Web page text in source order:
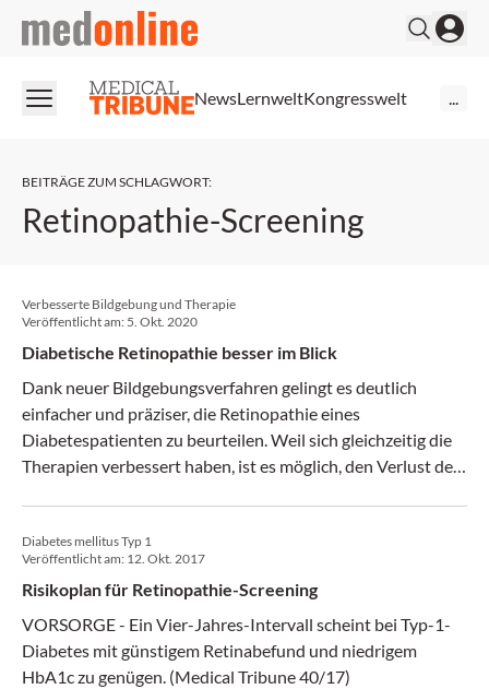
medonline
NewsLernweltKongresswelt
BEITRÄGE ZUM SCHLAGWORT:
Retinopathie-Screening
Verbesserte Bildgebung und Therapie
Veröffentlicht am: 5. Okt. 2020
Diabetische Retinopathie besser im Blick
Dank neuer Bildgebungsverfahren gelingt es deutlich
einfacher und präziser, die Retinopathie eines
Diabetespatienten zu beurteilen. Weil sich gleichzeitig die
Therapien verbessert haben, ist es möglich, den Verlust des
Diabetes mellitus Typ 1
Veröffentlicht am: 12. Okt. 2017
Risikoplan für Retinopathie-Screening
VORSORGE - Ein Vier-Jahres-Intervall scheint bei Typ-1-
Diabetes mit günstigem Retinabefund und niedrigem
HbA1c zu genügen. (Medical Tribune 40/17)